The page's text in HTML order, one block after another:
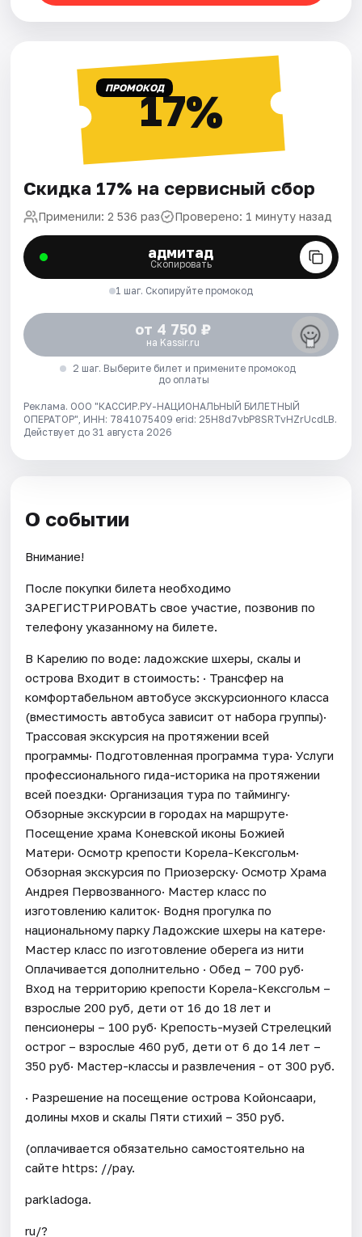
ПРОМОКОД17%
Скидка 17% на сервисный сбор
Применили: 2 536 раз Проверено: 1 минуту назад
адмитад
Скопировать
1 шаг. Скопируйте промокод
от 4 750 ₽
на Kassir.ru
2 шаг. Выберите билет и примените промокод
до оплаты
Реклама. ООО "КАССИР.РУ-НАЦИОНАЛЬНЫЙ БИЛЕТНЫЙ
ОПЕРАТОР", ИНН: 7841075409 erid: 25H8d7vbP8SRTvHZrUcdLB.
Действует до 31 августа 2026
О событии
Внимание!
После покупки билета необходимо
ЗАРЕГИСТРИРОВАТЬ свое участие, позвонив по
телефону указанному на билете.
В Карелию по воде: ладожские шхеры, скалы и
острова Входит в стоимость: · Трансфер на
комфортабельном автобусе экскурсионного класса
(вместимость автобуса зависит от набора группы)·
Трассовая экскурсия на протяжении всей
программы· Подготовленная программа тура· Услуги
профессионального гида-историка на протяжении
всей поездки· Организация тура по таймингу·
Обзорные экскурсии в городах на маршруте·
Посещение храма Коневской иконы Божией
Матери· Осмотр крепости Корела-Кексгольм·
Обзорная экскурсия по Приозерску· Осмотр Храма
Андрея Первозванного· Мастер класс по
изготовлению калиток· Водня прогулка по
национальному парку Ладожские шхеры на катере·
Мастер класс по изготовление оберега из нити
Оплачивается дополнительно · Обед – 700 руб·
Вход на территорию крепости Корела-Кексгольм –
взрослые 200 руб, дети от 16 до 18 лет и
пенсионеры – 100 руб· Крепость-музей Стрелецкий
острог – взрослые 460 руб, дети от 6 до 14 лет –
350 руб· Мастер-классы и развлечения - от 300 руб.
· Разрешение на посещение острова Койонсаари,
долины мхов и скалы Пяти стихий – 350 руб.
(оплачивается обязательно самостоятельно на
сайте https: //pay.
parkladoga.
ru/?